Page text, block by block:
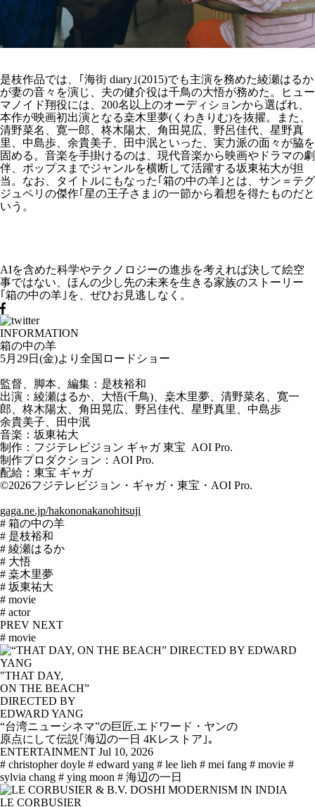
是枝作品では、｢海街 diary｣(2015)でも主演を務めた綾瀬はるか
が妻の音々を演じ、夫の健介役は千鳥の大悟が務めた。ヒュー
マノイド翔役には、200名以上のオーディションから選ばれ、
本作が映画初出演となる桒木里夢(くわきりむ)を抜擢。また、
清野菜名、寛一郎、柊木陽太、角田晃広、野呂佳代、星野真
里、中島歩、余貴美子、田中泯といった、実力派の面々が脇を
固める。音楽を手掛けるのは、現代音楽から映画やドラマの劇
伴、ポップスまでジャンルを横断して活躍する坂東祐大が担
当。なお、タイトルにもなった｢箱の中の羊｣とは、サン＝テグ
ジュペリの傑作｢星の王子さま｣の一節から着想を得たものだと
いう。
AIを含めた科学やテクノロジーの進歩を考えれば決して絵空
事ではない、ほんの少し先の未来を生きる家族のストーリー
｢箱の中の羊｣を、ぜひお見逃しなく。
INFORMATION
箱の中の羊
5月29日(金)より全国ロードショー
監督、脚本、編集：是枝裕和
出演：綾瀬はるか、大悟(千鳥)、桒木里夢、清野菜名、寛一
郎、柊木陽太、角田晃広、野呂佳代、星野真里、中島歩
余貴美子、田中泯
音楽：坂東祐大
制作：フジテレビジョン ギャガ 東宝 AOI Pro.
制作プロダクション：AOI Pro.
配給：東宝 ギャガ
©2026フジテレビジョン・ギャガ・東宝・AOI Pro.
gaga.ne.jp/hakononakanohitsuji
# 箱の中の羊
# 是枝裕和
# 綾瀬はるか
# 大悟
# 桒木里夢
# 坂東祐大
# movie
# actor
PREV NEXT
# movie
"THAT DAY,
ON THE BEACH”
DIRECTED BY
EDWARD YANG
“台湾ニューシネマ”の巨匠,エドワード・ヤンの
原点にして伝説｢海辺の一日 4Kレストア｣。
ENTERTAINMENT Jul 10, 2026
# christopher doyle # edward yang # lee lieh # mei fang # movie #
sylvia chang # ying moon # 海辺の一日
LE CORBUSIER